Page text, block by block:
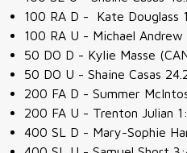
100 RA D - Kate Douglass
100 RA U - Michael Andrew
50 DO D - Kylie Masse
50 DO U - Shaine Casas
200 FA D - Summer
200 FA U - Trenton Julian
400 SL D - Mary-Sophie